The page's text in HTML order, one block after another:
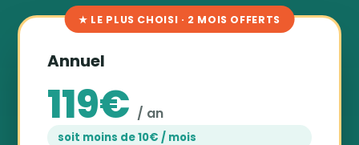
★ LE PLUS CHOISI · 2 MOIS OFFERTS
Annuel
119€ / an
soit moins de 10€ / mois